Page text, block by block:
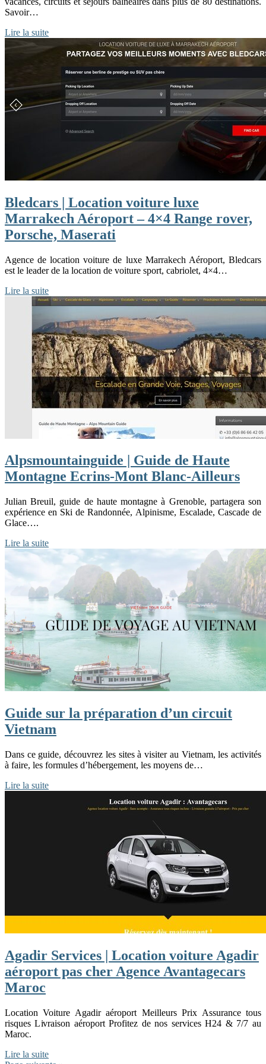
Savoir…
Lire la suite
Bledcars | Location voiture luxe
Marrakech Aéroport – 4×4 Range rover,
Porsche, Maserati
Agence de location voiture de luxe Marrakech Aéroport, Bledcars
est le leader de la location de voiture sport, cabriolet, 4×4…
Lire la suite
Alpsmountainguide | Guide de Haute
Montagne Ecrins-Mont Blanc-Ailleurs
Julian Breuil, guide de haute montagne à Grenoble, partagera son
expérience en Ski de Randonnée, Alpinisme, Escalade, Cascade de
Glace….
Lire la suite
Guide sur la préparation d’un circuit
Vietnam
Dans ce guide, découvrez les sites à visiter au Vietnam, les activités
à faire, les formules d’hébergement, les moyens de…
Lire la suite
Agadir Services | Location voiture Agadir
aéroport pas cher Agence Avan­tage­cars
Maroc
Location Voiture Agadir aéroport Meilleurs Prix Assurance tous
risques Livraison aéroport Profitez de nos services H24 & 7/7 au
Maroc.
Lire la suite